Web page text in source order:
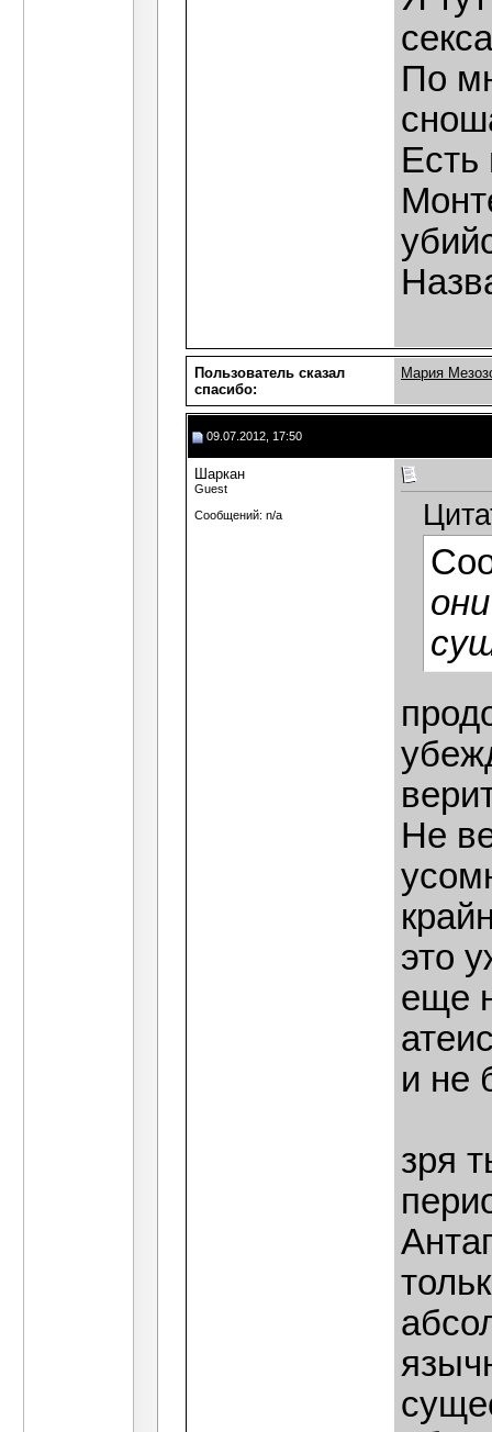
По
Пользователь сказал
cпасибо:
Мария
09.07.2012, 17:50
Шаркан
Guest
Сообщений: n/a
Не
это
еще
и не
зря